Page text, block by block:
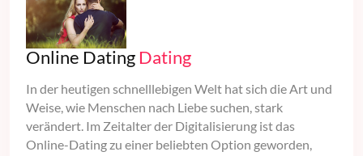
Online Dating Dating
In der heutigen schnelllebigen Welt hat sich die Art und
Weise, wie Menschen nach Liebe suchen, stark
verändert. Im Zeitalter der Digitalisierung ist das
Online-Dating zu einer beliebten Option geworden,